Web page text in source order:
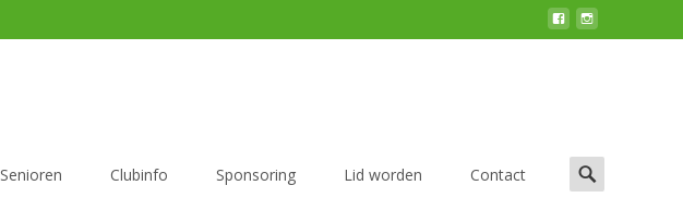
Senioren Clubinfo Sponsoring Lid worden Contact
Zoek
naar: